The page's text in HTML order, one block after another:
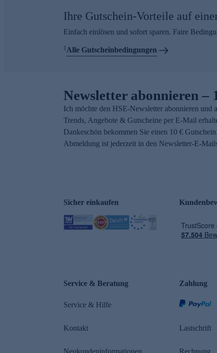
Ihre Gutschein-Vorteile auf
Einfach einlösen und sofort sparen. Faire
1Alle Gutscheinbedingungen
Newsletter abonnieren –
Ich möchte den HSE-Newsletter abonnieren und
Trends, Angebote & Gutscheine per E-Mail
Dankeschön bekommen Sie einen 10 €
Abmeldung ist jederzeit in den Newsletter-E-
Sicher einkaufen
Service & Beratung
Service & Hilfe
Kontakt
Neukundeninformationen
Zahlung
Lastschrift
Rechnung